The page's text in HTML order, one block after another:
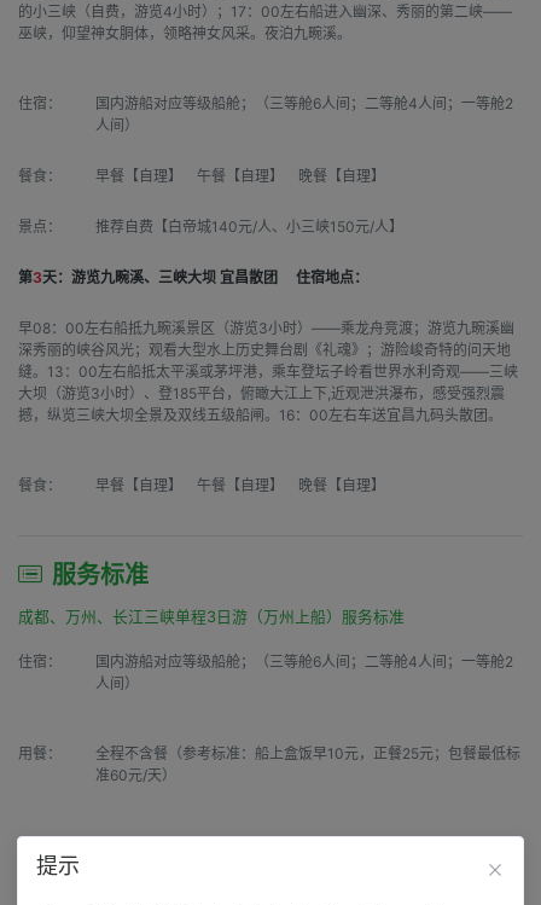
的小三峡（自费，游览4小时）；17：00左右船进入幽深、秀丽的第二峡——
巫峡，仰望神女胴体，领略神女风采。夜泊九畹溪。
住宿：
国内游船对应等级船舱；（三等舱6人间；二等舱4人间；一等舱2
人间）
餐食： 早餐【自理】 午餐【自理】 晚餐【自理】
景点： 推荐自费【白帝城140元/人、小三峡150元/人】
第3天：游览九畹溪、三峡大坝 宜昌散团 住宿地点：
早08：00左右船抵九畹溪景区（游览3小时）——乘龙舟竞渡；游览九畹溪幽
深秀丽的峡谷风光；观看大型水上历史舞台剧《礼魂》；游险峻奇特的问天地
缝。13：00左右船抵太平溪或茅坪港，乘车登坛子岭看世界水利奇观——三峡
大坝（游览3小时）、登185平台，俯瞰大江上下,近观泄洪瀑布，感受强烈震
撼，纵览三峡大坝全景及双线五级船闸。16：00左右车送宜昌九码头散团。
餐食： 早餐【自理】 午餐【自理】 晚餐【自理】
服务标准
成都、万州、长江三峡单程3日游（万州上船）服务标准
住宿：
国内游船对应等级船舱；（三等舱6人间；二等舱4人间；一等舱2
人间）
用餐：
全程不含餐（参考标准：船上盒饭早10元，正餐25元；包餐最低标
准60元/天）
提示